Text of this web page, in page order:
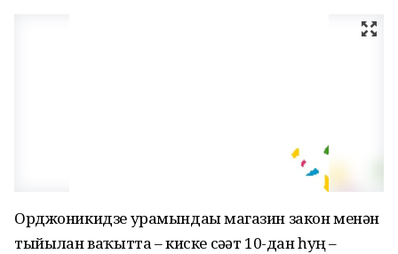
Орджоникидзе урамындағы магазин закон менән
тыйылған ваҡытта – киске сәғәт 10-дан һуң –